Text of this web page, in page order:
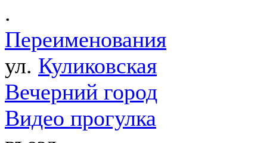
.
Переименования
ул. Куликовская
Вечерний город
Видео прогулка